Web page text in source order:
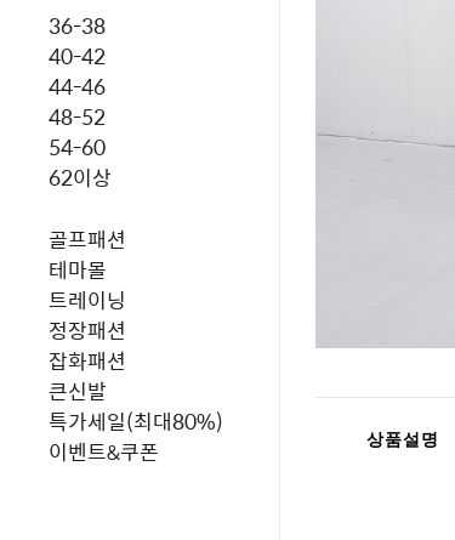
36-38
40-42
44-46
48-52
54-60
62이상
골프패션
테마몰
트레이닝
정장패션
잡화패션
큰신발
특가세일(최대80%)
이벤트&쿠폰
상품설명